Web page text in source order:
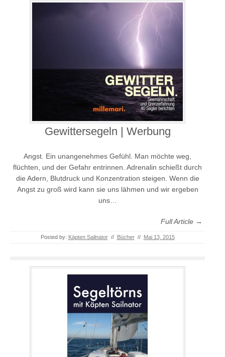
Gewittersegeln | Werbung
Angst. Ein unangenehmes Gefühl. Man möchte weg,
flüchten, und der Gefahr entrinnen. Adrenalin schießt durch
die Adern, Blutdruck und Konzentration steigen. Wenn die
Angst zu groß wird kann sie uns lähmen und wir ergeben
uns…
Full Article →
Posted by: Käpten Sailnator // Bücher // Mai 13, 2015